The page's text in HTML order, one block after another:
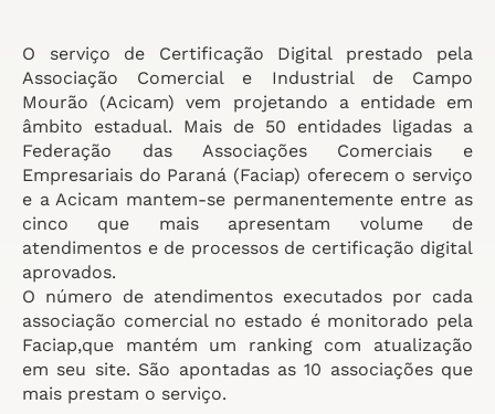
O serviço de Certificação Digital prestado pela
Associação Comercial e Industrial de Campo
Mourão (Acicam) vem projetando a entidade em
âmbito estadual. Mais de 50 entidades ligadas a
Federação das Associações Comerciais e
Empresariais do Paraná (Faciap) oferecem o serviço
e a Acicam mantem-se permanentemente entre as
cinco que mais apresentam volume de
atendimentos e de processos de certificação digital
aprovados.
O número de atendimentos executados por cada
associação comercial no estado é monitorado pela
Faciap,que mantém um ranking com atualização
em seu site. São apontadas as 10 associações que
mais prestam o serviço.